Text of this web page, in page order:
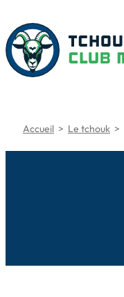
au
contenu
Accueil > Le tchouk >